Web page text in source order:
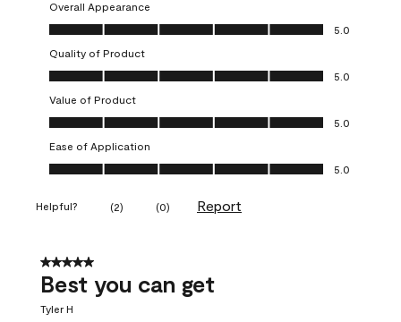
Overall Appearance
Overall Appearance, 5.0 out of 5
5.0
Quality of Product
Quality of Product, 5.0 out of 5
5.0
Value of Product
Value of Product, 5.0 out of 5
5.0
Ease of Application
Ease of Application, 5.0 out of 5
5.0
Helpful? (2) (0) Report
5 out of 5 stars.
Best you can get
Tyler H